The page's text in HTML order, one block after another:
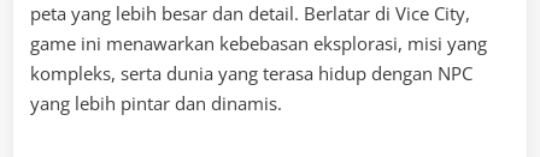
peta yang lebih besar dan detail. Berlatar di Vice City,
game ini menawarkan kebebasan eksplorasi, misi yang
kompleks, serta dunia yang terasa hidup dengan NPC
yang lebih pintar dan dinamis.